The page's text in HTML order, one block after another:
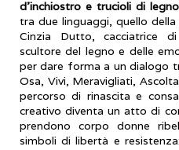
d’inchiostro e trucioli di
tra due linguaggi, quello
Cinzia Dutto, cacciatrice
scultore del legno e delle
per dare forma a un dialogo
Osa, Vivi, Meravigliati,
percorso di rinascita e
creativo diventa un atto di
prendono corpo donne
simboli di libertà e